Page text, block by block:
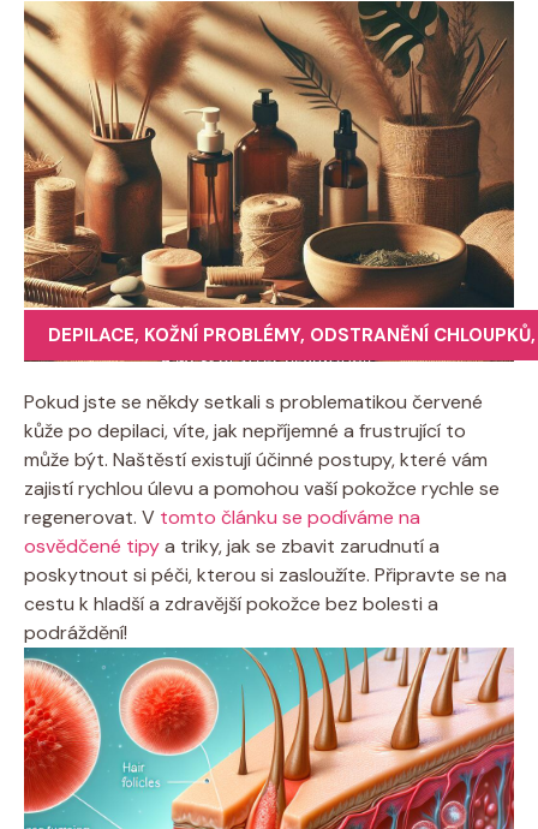
DEPILACE, KOŽNÍ PROBLÉMY, ODSTRANĚNÍ CHLOUPKŮ
Pokud jste se někdy setkali s problematikou červené
kůže po depilaci, víte, jak nepříjemné a frustrující to
může být. Naštěstí existují účinné postupy, které vám
zajistí rychlou úlevu a pomohou vaší pokožce rychle se
regenerovat. V tomto článku se podíváme na
osvědčené tipya triky, jak se zbavit zarudnutí a
poskytnout si péči, kterou si zasloužíte. Připravte se na
cestu k hladší a zdravější pokožce bez bolesti a
podráždění!